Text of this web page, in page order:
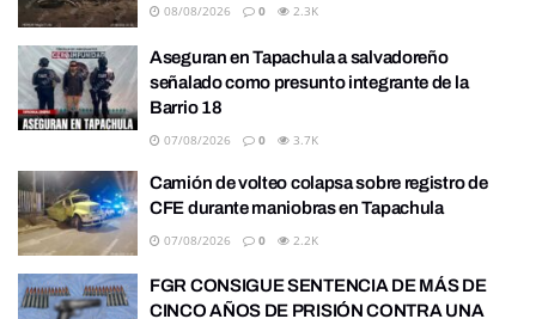
08/08/2026 0 2.3K
Aseguran en Tapachula a salvadoreño
señalado como presunto integrante de la
Barrio 18
07/08/2026 0 3.7K
Camión de volteo colapsa sobre registro de
CFE durante maniobras en Tapachula
07/08/2026 0 2.2K
FGR CONSIGUE SENTENCIA DE MÁS DE
CINCO AÑOS DE PRISIÓN CONTRA UNA